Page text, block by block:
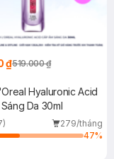
₫519.000 ₫
Hyaluronic Acid
Da 30ml
279/tháng
47%